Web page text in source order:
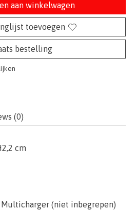
aan winkelwagen
toevoegen
bestelling
(0)
cm
Multicharger (niet inbegrepen)